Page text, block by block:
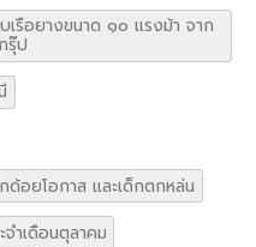
รือยางขนาด ๑๐ แรงม้า จาก
รุ๊ป
ด้อยโอกาส และเด็กตกหล่น
ำเดือนตุลาคม